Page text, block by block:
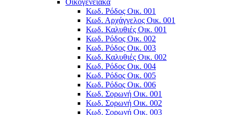
Οικογενειακά
Κωδ. Ρόδος Οικ. 001
Κωδ. Αρχάγγελος Οικ. 001
Κωδ. Καλυθιές Οικ. 001
Κωδ. Ρόδος Οικ. 002
Κωδ. Ρόδος Οικ. 003
Κωδ. Καλυθιές Οικ. 002
Κωδ. Ρόδος Οικ. 004
Κωδ. Ρόδος Οικ. 005
Κωδ. Ρόδος Οικ. 006
Κωδ. Σορωνή Οικ. 001
Κωδ. Σορωνή Οικ. 002
Κωδ. Σορωνή Οικ. 003